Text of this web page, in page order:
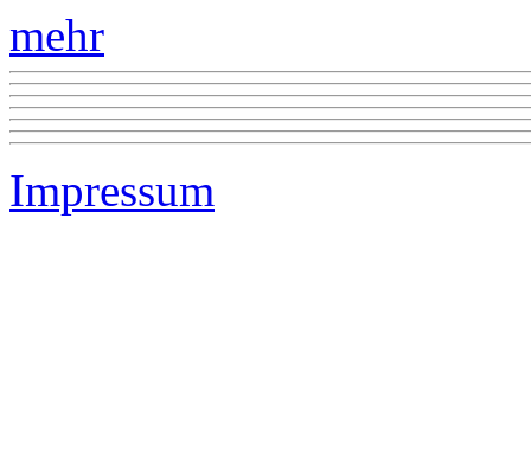
mehr
Impressum